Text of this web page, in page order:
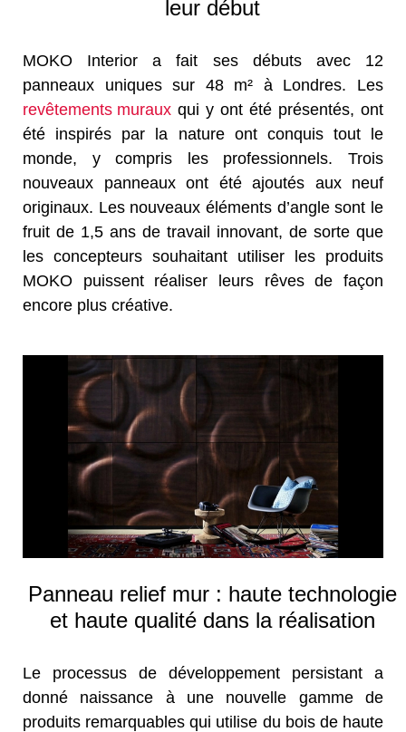
leur début
MOKO Interior a fait ses débuts avec 12
panneaux uniques sur 48 m² à Londres. Les
revêtements muraux qui y ont été présentés, ont
été inspirés par la nature ont conquis tout le
monde, y compris les professionnels. Trois
nouveaux panneaux ont été ajoutés aux neuf
originaux. Les nouveaux éléments d’angle sont le
fruit de 1,5 ans de travail innovant, de sorte que
les concepteurs souhaitant utiliser les produits
MOKO puissent réaliser leurs rêves de façon
encore plus créative.
Panneau relief mur : haute technologie
et haute qualité dans la réalisation
Le processus de développement persistant a
donné naissance à une nouvelle gamme de
produits remarquables qui utilise du bois de haute